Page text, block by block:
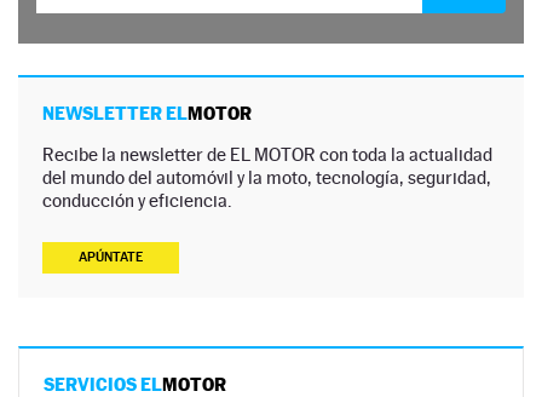
NEWSLETTER ELMOTOR
Recibe la newsletter de EL MOTOR con toda la actualidad
del mundo del automóvil y la moto, tecnología, seguridad,
conducción y eficiencia.
APÚNTATE
SERVICIOS ELMOTOR